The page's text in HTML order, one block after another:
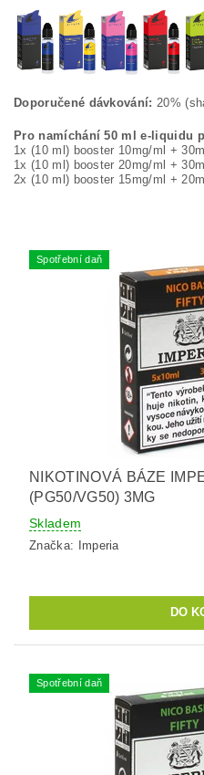
Doporučené dávkování: 20%
Pro namíchání 50 ml e-liquidu
1x (10 ml) booster 10mg/ml +
1x (10 ml) booster 20mg/ml +
2x (10 ml) booster 15mg/ml +
Spotřební daň
NIKOTINOVÁ BÁZE
(PG50/VG50) 3MG
Skladem
Značka: Imperia
Spotřební daň